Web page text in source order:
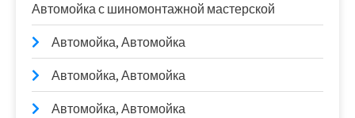
Автомойка с шиномонтажной мастерской
Автомойка, Автомойка
Автомойка, Автомойка
Автомойка, Автомойка